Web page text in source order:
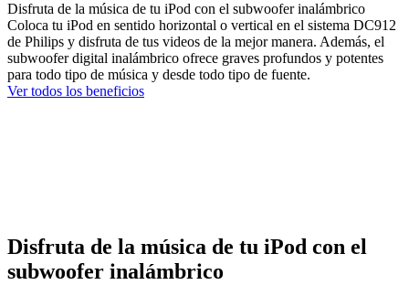
Disfruta de la música de tu iPod con el subwoofer inalámbrico
Coloca tu iPod en sentido horizontal o vertical en el sistema DC912
de Philips y disfruta de tus videos de la mejor manera. Además, el
subwoofer digital inalámbrico ofrece graves profundos y potentes
para todo tipo de música y desde todo tipo de fuente.
Ver todos los beneficios
Disfruta de la música de tu iPod con el
subwoofer inalámbrico